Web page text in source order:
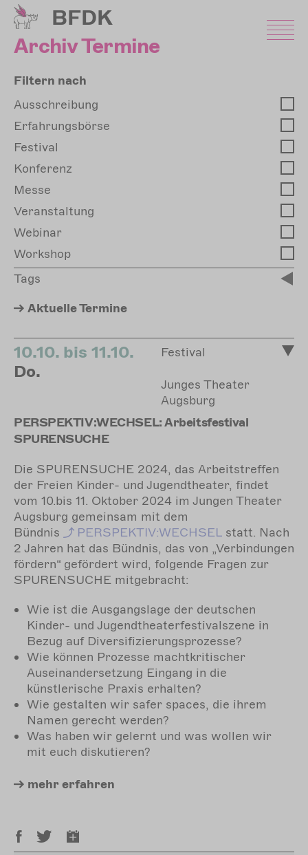
Direkt
zum
Inhalt
BFDK
Archiv Termine
10.10. bis 11.10.
Do.
Festival
Junges Theater
Augsburg
PERSPEKTIV:WECHSEL: Arbeitsfestival
SPURENSUCHE
Die SPURENSUCHE 2024, das Arbeitstreffen
der Freien Kinder- und Jugendtheater, findet
vom 10.bis 11. Oktober 2024 im Jungen Theater
Augsburg gemeinsam mit dem
Bündnis
PERSPEKTIV:WECHSELstatt. Nach
2 Jahren hat das Bündnis, das von „Verbindungen
fördern“ gefördert wird, folgende Fragen zur
SPURENSUCHE mitgebracht:
Wie ist die Ausgangslage der deutschen
Kinder- und Jugendtheaterfestivalszene in
Bezug auf Diversifizierungsprozesse?
Wie können Prozesse machtkritischer
Auseinandersetzung Eingang in die
künstlerische Praxis erhalten?
Wie gestalten wir safer spaces, die ihrem
Namen gerecht werden?
Was haben wir gelernt und was wollen wir
mit euch diskutieren?
mehr erfahren
Filtern nach
Ausschreibung
Erfahrungsbörse
Festival
Konferenz
Messe
Veranstaltung
Webinar
Workshop
Tags
AktuelleTermine